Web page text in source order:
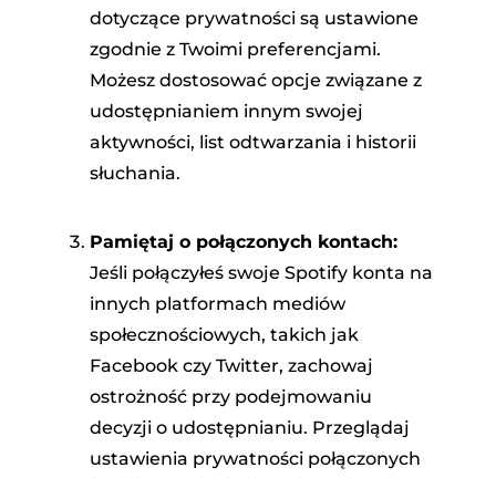
dotyczące prywatności są ustawione
zgodnie z Twoimi preferencjami.
Możesz dostosować opcje związane z
udostępnianiem innym swojej
aktywności, list odtwarzania i historii
słuchania.
Pamiętaj o połączonych kontach:
Jeśli połączyłeś swoje Spotify konta na
innych platformach mediów
społecznościowych, takich jak
Facebook czy Twitter, zachowaj
ostrożność przy podejmowaniu
decyzji o udostępnianiu. Przeglądaj
ustawienia prywatności połączonych